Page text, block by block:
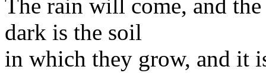
The rain will come, and
dark is the soil
in which they grow, and it